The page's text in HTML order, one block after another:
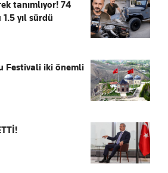
tanımlıyor! 74
yıl sürdü
Festivali iki önemli